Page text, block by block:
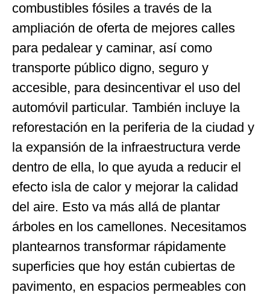
combustibles fósiles a través de la
ampliación de oferta de mejores calles
para pedalear y caminar, así como
transporte público digno, seguro y
accesible, para desincentivar el uso del
automóvil particular. También incluye la
reforestación en la periferia de la ciudad y
la expansión de la infraestructura verde
dentro de ella, lo que ayuda a reducir el
efecto isla de calor y mejorar la calidad
del aire. Esto va más allá de plantar
árboles en los camellones. Necesitamos
plantearnos transformar rápidamente
superficies que hoy están cubiertas de
pavimento, en espacios permeables con